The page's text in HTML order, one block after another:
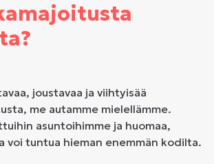
joustavaa ja viihtyisää
me autamme mielellämme.
asuntoihimme ja huomaa,
voi tuntua hieman enemmän kodilta.